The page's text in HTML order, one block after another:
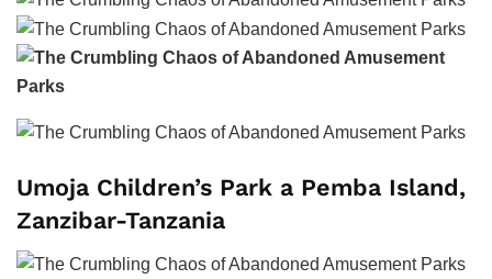
Umoja Children’s Park a Pemba Island,
Zanzibar-Tanzania